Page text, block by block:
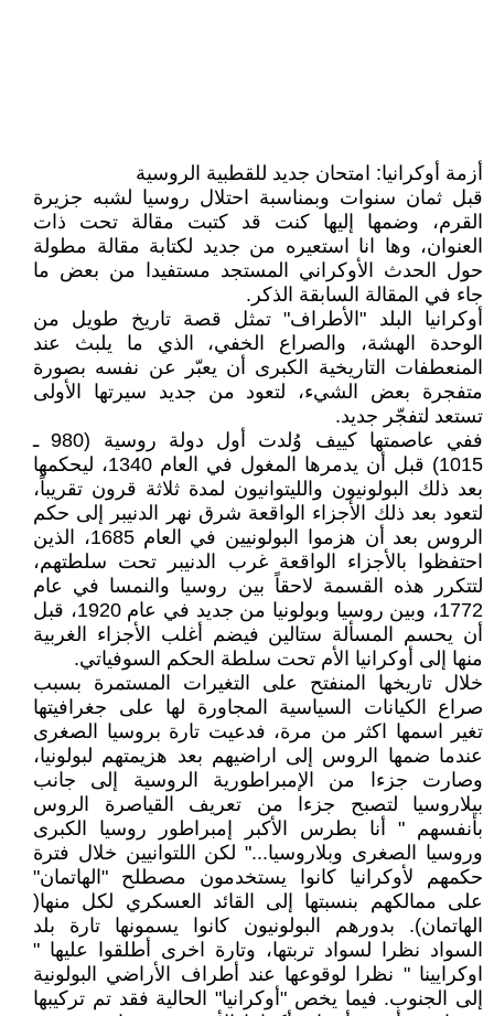
أزمة أوكرانيا: امتحان جديد للقطبية الروسية
قبل ثمان سنوات وبمناسبة احتلال روسيا لشبه جزيرة
القرم، وضمها إليها كنت قد كتبت مقالة تحت ذات
العنوان، وها انا استعيره من جديد لكتابة مقالة مطولة
حول الحدث الأوكراني المستجد مستفيدا من بعض ما
جاء في المقالة السابقة الذكر.
أوكرانيا البلد "الأطراف" تمثل قصة تاريخ طويل من
الوحدة الهشة، والصراع الخفي، الذي ما يلبث عند
المنعطفات التاريخية الكبرى أن يعبّر عن نفسه بصورة
متفجرة بعض الشيء، لتعود من جديد سيرتها الأولى
تستعد لتفجّر جديد.
ففي عاصمتها كييف وُلدت أول دولة روسية (980 ـ
1015) قبل أن يدمرها المغول في العام 1340، ليحكمها
بعد ذلك البولونيون والليتوانيون لمدة ثلاثة قرون تقريباً،
لتعود بعد ذلك الأجزاء الواقعة شرق نهر الدنيبر إلى حكم
الروس بعد أن هزموا البولونيين في العام 1685، الذين
احتفظوا بالأجزاء الواقعة غرب الدنيبر تحت سلطتهم،
لتتكرر هذه القسمة لاحقاً بين روسيا والنمسا في عام
1772، وبين روسيا وبولونيا من جديد في عام 1920، قبل
أن يحسم المسألة ستالين فيضم أغلب الأجزاء الغربية
منها إلى أوكرانيا الأم تحت سلطة الحكم السوفياتي.
خلال تاريخها المنفتح على التغيرات المستمرة بسبب
صراع الكيانات السياسية المجاورة لها على جغرافيتها
تغير اسمها اكثر من مرة، فدعيت تارة بروسيا الصغرى
عندما ضمها الروس إلى اراضيهم بعد هزيمتهم لبولونيا،
وصارت جزءا من الإمبراطورية الروسية إلى جانب
بيلاروسيا لتصبح جزءا من تعريف القياصرة الروس
بأنفسهم " أنا بطرس الأكبر إمبراطور روسيا الكبرى
وروسيا الصغرى وبلاروسيا..." لكن اللتوانيين خلال فترة
حكمهم لأوكرانيا كانوا يستخدمون مصطلح "الهاتمان"
على ممالكهم بنسبتها إلى القائد العسكري لكل منها(
الهاتمان). بدورهم البولونيون كانوا يسمونها تارة بلد
السواد نظرا لسواد تربتها، وتارة اخرى أطلقوا عليها "
اوكرايينا " نظرا لوقوعها عند أطراف الأراضي البولونية
إلى الجنوب. فيما يخص "أوكرانيا" الحالية فقد تم تركيبها